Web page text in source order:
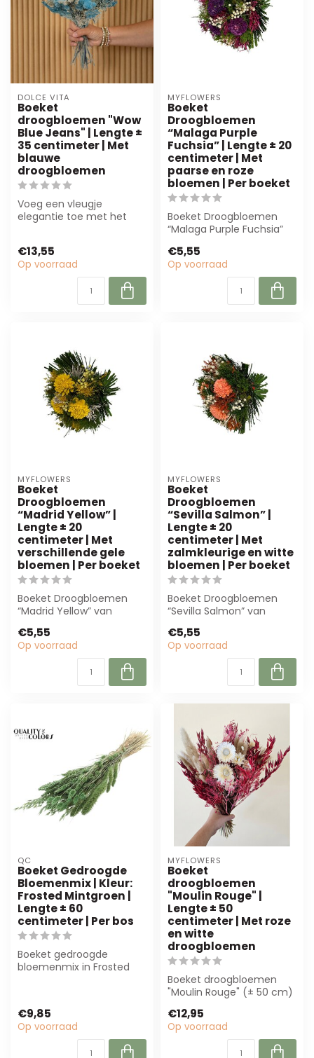
DOLCE VITA
Boeket
droogbloemen "Wow
Blue Jeans" | Lengte ±
35 centimeter | Met
blauwe
droogbloemen
Voeg een vleugje
elegantie toe met het
€13,55
Op voorraad
MYFLOWERS
Boeket
Droogbloemen
“Malaga Purple
Fuchsia” | Lengte ± 20
centimeter | Met
paarse en roze
bloemen | Per boeket
Boeket Droogbloemen
“Malaga Purple Fuchsia”
roze bloemen. Du...
€5,55
Op voorraad
MYFLOWERS
Boeket
Droogbloemen
“Madrid Yellow” |
Lengte ± 20
centimeter | Met
verschillende gele
bloemen | Per boeket
Boeket Droogbloemen
“Madrid Yellow” van
diverse gele blo...
€5,55
Op voorraad
MYFLOWERS
Boeket
Droogbloemen
“Sevilla Salmon” |
Lengte ± 20
centimeter | Met
zalmkleurige en witte
bloemen | Per boeket
Boeket Droogbloemen
“Sevilla Salmon” van
boeket van 20 ...
€5,55
Op voorraad
QC
Boeket Gedroogde
Bloemenmix | Kleur:
Frosted Mintgroen |
Lengte ± 60
centimeter | Per bos
Boeket gedroogde
bloemenmix in Frosted
€9,85
Op voorraad
MYFLOWERS
Boeket
droogbloemen
"Moulin Rouge" |
Lengte ± 50
centimeter | Met roze
en witte
droogbloemen
Boeket droogbloemen
"Moulin Rouge" (± 50 cm)
voor bloemi...
€12,95
Op voorraad